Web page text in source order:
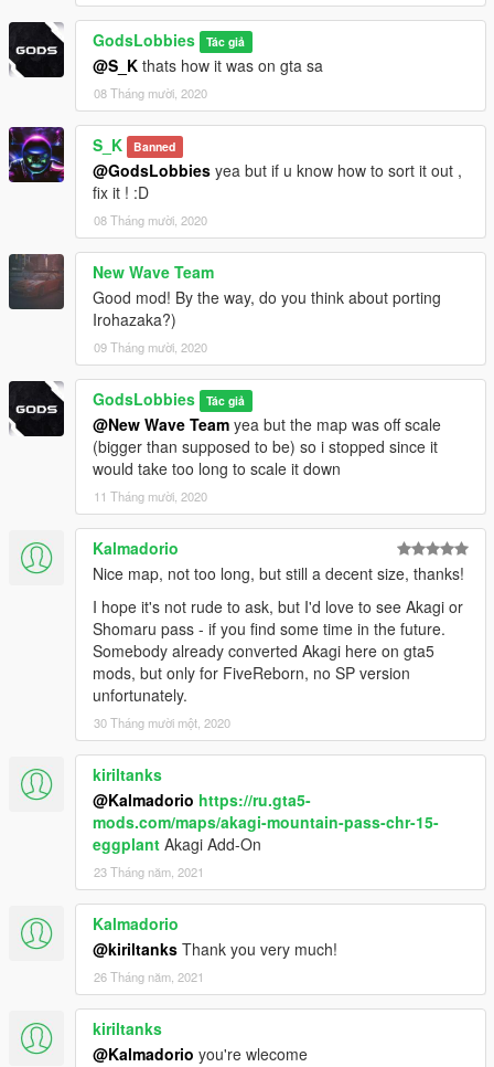
GodsLobbies Tác giả
@S_K thats how it was on gta sa
08 Tháng mười, 2020
S_K Banned
@GodsLobbies yea but if u know how to sort it out ,
fix it ! :D
08 Tháng mười, 2020
New Wave Team
Good mod! By the way, do you think about porting
Irohazaka?)
09 Tháng mười, 2020
GodsLobbies Tác giả
@New Wave Team yea but the map was off scale
(bigger than supposed to be) so i stopped since it
would take too long to scale it down
11 Tháng mười, 2020
Kalmadorio
Nice map, not too long, but still a decent size, thanks!
I hope it's not rude to ask, but I'd love to see Akagi or
Shomaru pass - if you find some time in the future.
Somebody already converted Akagi here on gta5
mods, but only for FiveReborn, no SP version
unfortunately.
30 Tháng mười một, 2020
kiriltanks
@Kalmadorio https://ru.gta5-
mods.com/maps/akagi-mountain-pass-chr-15-
eggplant Akagi Add-On
23 Tháng năm, 2021
Kalmadorio
@kiriltanks Thank you very much!
26 Tháng năm, 2021
kiriltanks
@Kalmadorio you're wlecome